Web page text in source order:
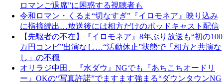
ロマンご退席”に困惑する視聴者も
令和ロマン・くるま“切なすぎ”『イロモネア』映り込み
に指摘続出…放送後には相方だけのポッドキャスト配信
【先駆者の不在】『イロモネア』8年ぶり放送も“初の100
万円コンビ”出演なし…“活動休止”状態で「相方と共演な
し」の不穏
オリラジ中田、『水ダウ』NGでも『あちこちオードリ
ー』OKの“写真許諾”でますます強まる“ダウンタウンNG